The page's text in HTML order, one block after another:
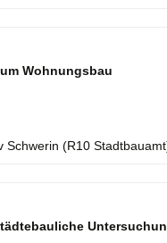
Wohnungsbau
Schwerin (R10